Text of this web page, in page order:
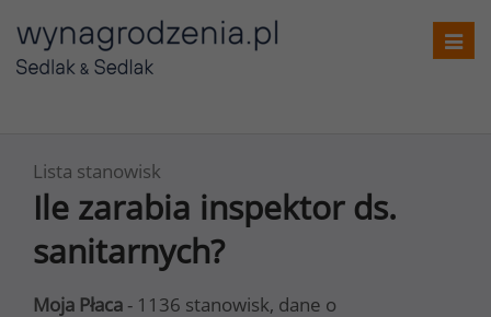
Lista stanowisk
Ile zarabia inspektor ds.
sanitarnych?
Moja Płaca - 1136 stanowisk, dane o